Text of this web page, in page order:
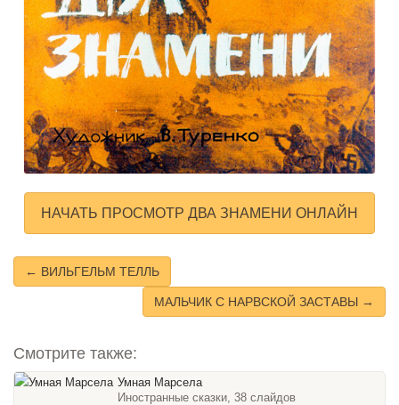
НАЧАТЬ ПРОСМОТР ДВА ЗНАМЕНИ ОНЛАЙН
← ВИЛЬГЕЛЬМ ТЕЛЛЬ
МАЛЬЧИК С НАРВСКОЙ ЗАСТАВЫ →
Смотрите также:
Умная Марсела
Иностранные сказки, 38 слайдов